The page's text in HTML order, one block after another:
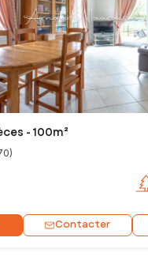
- 100m²
)
Contacter